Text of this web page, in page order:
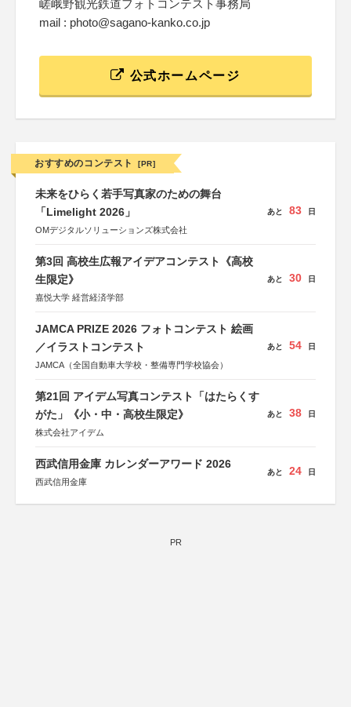
嵯峨野観光鉄道フォトコンテスト事務局
mail : photo@sagano-kanko.co.jp
公式ホームページ
おすすめのコンテスト [PR]
未来をひらく若手写真家のための舞台
「Limelight 2026」
OMデジタルソリューションズ株式会社
あと 83 日
第3回 高校生広報アイデアコンテスト《高校
生限定》
嘉悦大学 経営経済学部
あと 30 日
JAMCA PRIZE 2026 フォトコンテスト 絵画
／イラストコンテスト
JAMCA（全国自動車大学校・整備専門学校協会）
あと 54 日
第21回 アイデム写真コンテスト「はたらくす
がた」《小・中・高校生限定》
株式会社アイデム
あと 38 日
西武信用金庫 カレンダーアワード 2026
西武信用金庫
あと 24 日
PR